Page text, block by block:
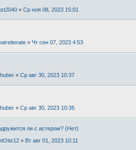
« Ср ноя 08, 2023 15:01
« Чт сен 07, 2023 4:53
« Ср авг 30, 2023 10:37
« Ср авг 30, 2023 10:35
ли с астером? (Нет)
« Вт авг 01, 2023 10:11